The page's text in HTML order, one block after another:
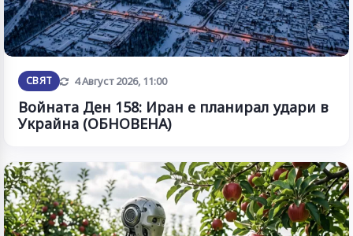
СВЯТ Обновена
4 Август 2026, 11:00
Войната Ден 158: Иран е планирал удари в
Украйна (ОБНОВЕНА)